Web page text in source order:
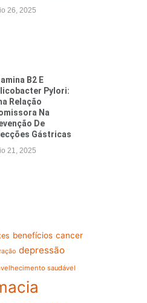
26, 2025
B2 E
Pylori:
Relação
Na
De
Gástricas
21, 2025
benefícios cancer
depressão
saudável